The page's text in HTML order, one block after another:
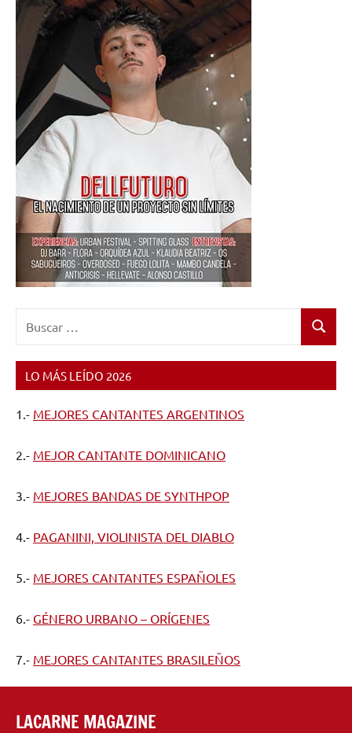
Buscar
LO MÁS LEÍDO 2026
1.- MEJORES CANTANTES ARGENTINOS
2.- MEJOR CANTANTE DOMINICANO
3.- MEJORES BANDAS DE SYNTHPOP
4.- PAGANINI, VIOLINISTA DEL DIABLO
5.- MEJORES CANTANTES ESPAÑOLES
6.- GÉNERO URBANO – ORÍGENES
7.- MEJORES CANTANTES BRASILEÑOS
LACARNE MAGAZINE